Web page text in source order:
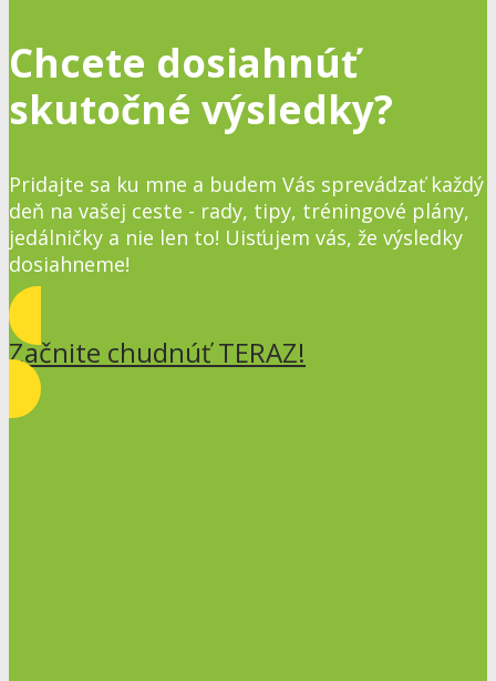
Chcete dosiahnúť
skutočné výsledky?
Pridajte sa ku mne a budem Vás sprevádzať každý
deň na vašej ceste - rady, tipy, tréningové plány,
jedálničky a nie len to! Uisťujem vás, že výsledky
dosiahneme!
Začnite chudnúť TERAZ!